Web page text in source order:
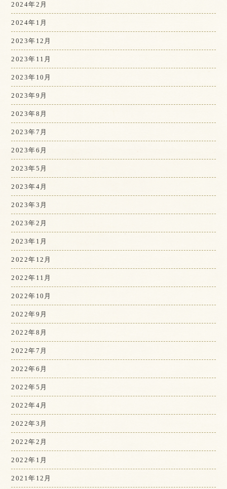
2024年2月
2024年1月
2023年12月
2023年11月
2023年10月
2023年9月
2023年8月
2023年7月
2023年6月
2023年5月
2023年4月
2023年3月
2023年2月
2023年1月
2022年12月
2022年11月
2022年10月
2022年9月
2022年8月
2022年7月
2022年6月
2022年5月
2022年4月
2022年3月
2022年2月
2022年1月
2021年12月